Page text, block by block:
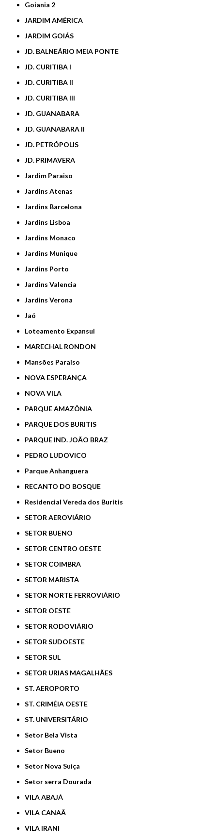
Goiania 2
JARDIM AMÉRICA
JARDIM GOIÁS
JD. BALNEÁRIO MEIA PONTE
JD. CURITIBA I
JD. CURITIBA II
JD. CURITIBA III
JD. GUANABARA
JD. GUANABARA II
JD. PETRÓPOLIS
JD. PRIMAVERA
Jardim Paraiso
Jardins Atenas
Jardins Barcelona
Jardins Lisboa
Jardins Monaco
Jardins Munique
Jardins Porto
Jardins Valencia
Jardins Verona
Jaó
Loteamento Expansul
MARECHAL RONDON
Mansões Paraiso
NOVA ESPERANÇA
NOVA VILA
PARQUE AMAZÔNIA
PARQUE DOS BURITIS
PARQUE IND. JOÃO BRAZ
PEDRO LUDOVICO
Parque Anhanguera
RECANTO DO BOSQUE
Residencial Vereda dos Buritis
SETOR AEROVIÁRIO
SETOR BUENO
SETOR CENTRO OESTE
SETOR COIMBRA
SETOR MARISTA
SETOR NORTE FERROVIÁRIO
SETOR OESTE
SETOR RODOVIÁRIO
SETOR SUDOESTE
SETOR SUL
SETOR URIAS MAGALHÃES
ST. AEROPORTO
ST. CRIMÉIA OESTE
ST. UNIVERSITÁRIO
Setor Bela Vista
Setor Bueno
Setor Nova Suíça
Setor serra Dourada
VILA ABAJÁ
VILA CANAÃ
VILA IRANI